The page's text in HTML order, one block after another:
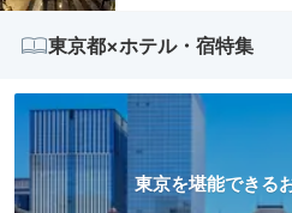
東京都×ホテル・宿特集
東京を堪能できる